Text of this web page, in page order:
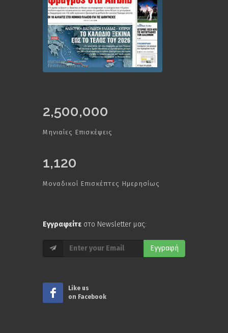
2,500,000
Μηνιαίες Επισκέψεις
1,120
Μοναδικοί Επισκέπτες Ημερησίως
Εγγραφείτε στο Newsletter μας:
Εγγραφή
Like us
on Facebook